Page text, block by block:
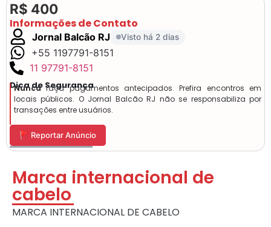
R$ 400
Informações de Contato
Jornal Balcão RJ Visto há 2 dias
+55 1197791-8151
11 97791-8151
Dica de Segurança
Nuncafaça pagamentos antecipados. Prefira encontros em
locais públicos. O Jornal Balcão RJ não se responsabiliza por
transações entre usuários.
🚩 Reportar Anúncio
Marca internacional de
cabelo
MARCA INTERNACIONAL DE CABELO